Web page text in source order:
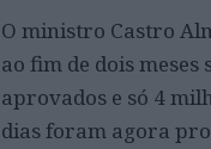
O ministro Castro
ao fim de dois
aprovados e só 4
dias foram agora